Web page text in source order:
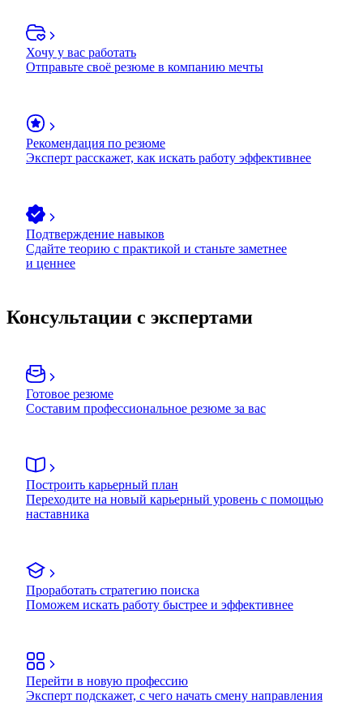
Хочу у вас работать
Отправьте своё резюме в компанию мечты
Рекомендация по резюме
Эксперт расскажет, как искать работу эффективнее
Подтверждение навыков
Сдайте теорию с практикой и станьте заметнее
и ценнее
Консультации с экспертами
Готовое резюме
Составим профессиональное резюме за вас
Построить карьерный план
Переходите на новый карьерный уровень с помощью
наставника
Проработать стратегию поиска
Поможем искать работу быстрее и эффективнее
Перейти в новую профессию
Эксперт подскажет, с чего начать смену направления